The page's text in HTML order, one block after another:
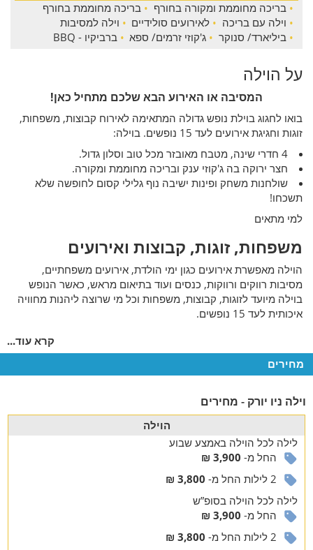
• בריכה מחוממת ומקורה בחורף • בריכה מחוממת בחורף
• וילה עם בריכה • לאירועים סולידיים • וילה למסיבות
• ביליארד/ סנוקר • ג'קוזי זרמים/ ספא • ברביקיו - BBQ
על הוילה
המסיבה או האירוע הבא שלכם מתחיל כאן!
בואו לחגוג בוילת נופש גדולה המתאימה לאירוח קבוצות, משפחות,
זוגות וחגיגת אירועים לעד 15 נופשים. בוילה:
4 חדרי שינה, מטבח מאובזר מכל טוב וסלון גדול.
חצר ירוקה בה ג'קוזי ענק ובריכה מחוממת ומקורה.
שולחנות משחק ופינות ישיבה נוף גלילי קסום לחופשה שלא
תשכחו!
למי מתאים
משפחות, זוגות, קבוצות ואירועים
הוילה מאפשרת אירועים כגון ימי הולדת, אירועים משפחתיים,
מסיבות רווקים ורווקות, כנסים ועוד בתיאום מראש, כאשר הנופש
בוילה מיועד לזוגות, קבוצות, משפחות וכל מי שרוצה ליהנות מחוויה
איכותית לעד 15 נופשים.
4 חדרי שינה מרווחים עם חדרי רחצה
צמודים
בוילה תיהנו מ-
אחד מחדרי הוילה משמש כיחידת הורים והוא כולל אף כניסה
נפרדת.
המחוברת ללווין.
מטבח המציע את כל הדרוש להכנת מטעמים, יחד עם מקרר,
מיקרוגל, תנור אפייה איכותי, כיריים, כלי בישול ואוכל ופינת קפה
עשירה.
קרא עוד...
מחירים
וילה ניו יורק - מחירים
הוילה
לילהלכל הוילה באמצע שבוע
החל מ- 3,900 ₪
2 לילות החל מ-
3,800 ₪
לילהלכל הוילה בסופ”ש
החל מ- 3,900 ₪
2 לילות החל מ-
3,800 ₪